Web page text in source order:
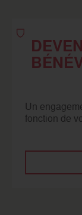
Un
fonction de